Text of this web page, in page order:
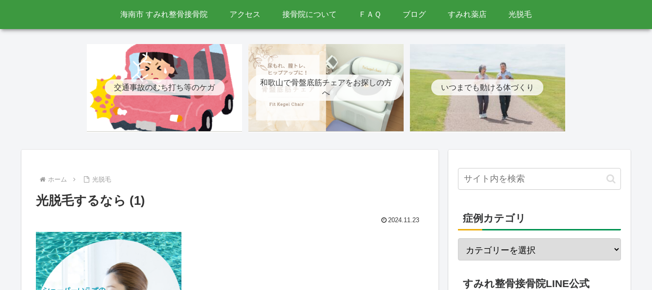
海南市 すみれ整骨接骨院 アクセス 接骨院について ＦＡＱ ブログ すみれ薬店 光脱毛
交通事故のむち打ち等のケガ
和歌山で骨盤底筋チェアをお探しの方
へ
いつまでも動ける体づくり
ホーム 光脱毛
光脱毛するなら (1)
2024.11.23 症例カテゴリ
すみれ整骨接骨院LINE公式